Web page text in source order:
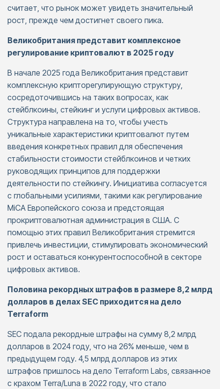
считает, что рынок может увидеть значительный
рост, прежде чем достигнет своего пика.
Великобритания представит комплексное
регулирование криптовалют в 2025 году
В начале 2025 года Великобритания представит
комплексную крипторегулирующую структуру,
сосредоточившись на таких вопросах, как
стейблкоины, стейкинг и услуги цифровых активов.
Структура направлена на то, чтобы учесть
уникальные характеристики криптовалют путем
введения конкретных правил для обеспечения
стабильности стоимости стейблкоинов и четких
руководящих принципов для поддержки
деятельности по стейкингу. Инициатива согласуется
с глобальными усилиями, такими как регулирование
MiCA Европейского союза и предстоящая
прокриптовалютная администрация в США. С
помощью этих правил Великобритания стремится
привлечь инвестиции, стимулировать экономический
рост и оставаться конкурентоспособной в секторе
цифровых активов.
Половина рекордных штрафов в размере 8,2 млрд
долларов в делах SEC приходится на дело
Terraform
SEC подала рекордные штрафы на сумму 8,2 млрд
долларов в 2024 году, что на 26% меньше, чем в
предыдущем году. 4,5 млрд долларов из этих
штрафов пришлось на дело Terraform Labs, связанное
с крахом Terra/Luna в 2022 году, что стало